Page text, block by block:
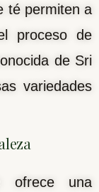
té permiten a
proceso de
de Sri
variedades
ofrece una